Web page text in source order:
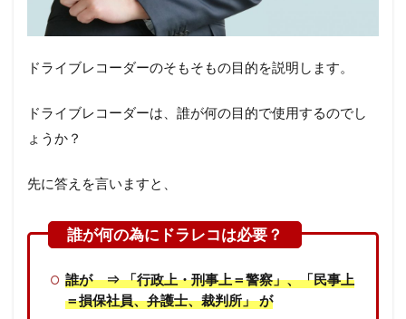
ドライブレコーダーのそもそもの目的を説明します。
ドライブレコーダーは、誰が何の目的で使用するのでし
ょうか？
先に答えを言いますと、
誰が ⇒ 「行政上・刑事上＝警察」、「民事上
＝損保社員、弁護士、裁判所」 が